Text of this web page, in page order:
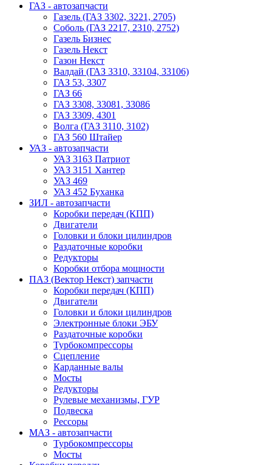
ГАЗ - автозапчасти
Газель (ГАЗ 3302, 3221, 2705)
Соболь (ГАЗ 2217, 2310, 2752)
Газель Бизнес
Газель Некст
Газон Некст
Валдай (ГАЗ 3310, 33104, 33106)
ГАЗ 53, 3307
ГАЗ 66
ГАЗ 3308, 33081, 33086
ГАЗ 3309, 4301
Волга (ГАЗ 3110, 3102)
ГАЗ 560 Штайер
УАЗ - автозапчасти
УАЗ 3163 Патриот
УАЗ 3151 Хантер
УАЗ 469
УАЗ 452 Буханка
ЗИЛ - автозапчасти
Коробки передач (КПП)
Двигатели
Головки и блоки цилиндров
Раздаточные коробки
Редукторы
Коробки отбора мощности
ПАЗ (Вектор Некст) запчасти
Коробки передач (КПП)
Двигатели
Головки и блоки цилиндров
Электронные блоки ЭБУ
Раздаточные коробки
Турбокомпрессоры
Сцепление
Карданные валы
Мосты
Редукторы
Рулевые механизмы, ГУР
Подвеска
Рессоры
МАЗ - автозапчасти
Турбокомпрессоры
Мосты